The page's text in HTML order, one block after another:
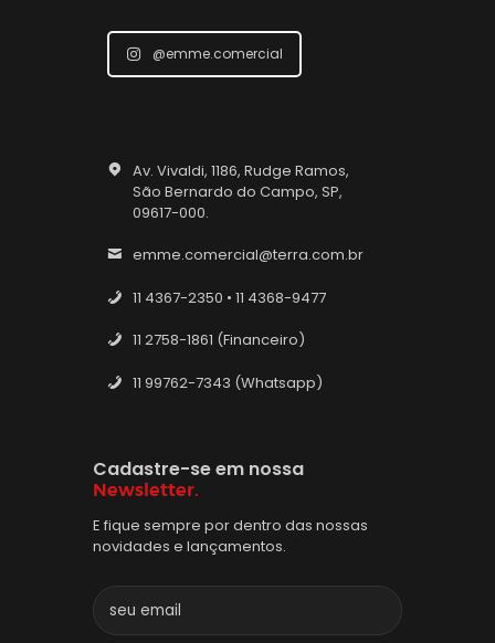
@emme.comercial
Av. Vivaldi, 1186, Rudge Ramos,
São Bernardo do Campo, SP,
09617-000.
emme.comercial@terra.com.br
11 4367-2350 • 11 4368-9477
11 2758-1861 (Financeiro)
11 99762-7343 (Whatsapp)
Cadastre-se em nossa
Newsletter.
E fique sempre por dentro das nossas
novidades e lançamentos.